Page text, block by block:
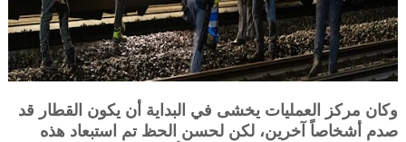
وكان مركز العمليات يخشى في البداية أن يكون القطار قد
صدم أشخاصاً آخرين، لكن لحسن الحظ تم استبعاد هذه